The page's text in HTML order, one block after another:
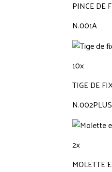
PINCE DE
N.001A
10x
TIGE DE
N.002PLUS
2x
MOLETTE